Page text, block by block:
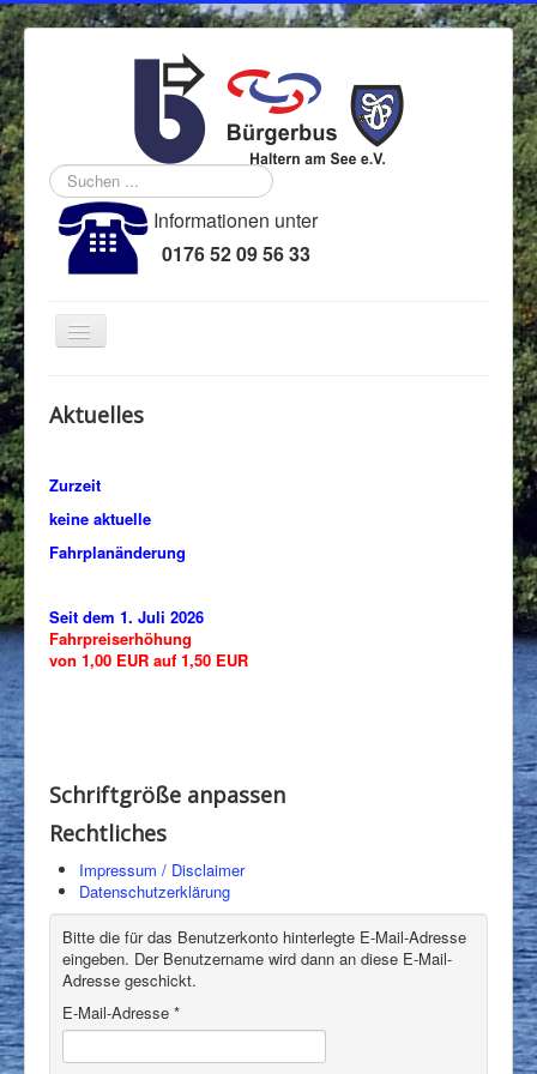
Suchen
...
Informationen unter
0176 52 09 56 33
Navigation
an/aus
Der Bürgerbus
Fahrplan
Tarife
Chronik
Werbepartner
Kontakt
Intern
Aktuelles
Zurzeit
keine aktuelle
Fahrplanänderung
Seit dem 1. Juli 2026
Fahrpreiserhöhung
von 1,00 EUR auf 1,50 EUR
Schriftgröße anpassen
Rechtliches
Impressum / Disclaimer
Datenschutzerklärung
Bitte die für das Benutzerkonto hinterlegte E-Mail-Adresse
eingeben. Der Benutzername wird dann an diese E-Mail-
Adresse geschickt.
E-Mail-Adresse *